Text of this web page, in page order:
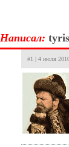
Hаписал:
#1 | 4 июля